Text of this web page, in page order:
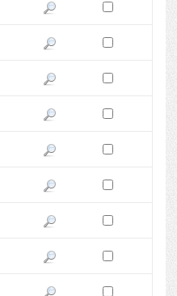
Pokaż podgląd wersji z dnia
Zaznacz wersję do
Pokaż podgląd wersji z dnia
Zaznacz wersję do
Pokaż podgląd wersji z dnia
Zaznacz wersję do
Pokaż podgląd wersji z dnia
Zaznacz wersję do
Pokaż podgląd wersji z dnia
Zaznacz wersję do
Pokaż podgląd wersji z dnia
Zaznacz wersję do
Pokaż podgląd wersji z dnia
Zaznacz wersję do
Pokaż podgląd wersji z dnia
Zaznacz wersję do
Pokaż podgląd wersji z dnia
Zaznacz wersję do